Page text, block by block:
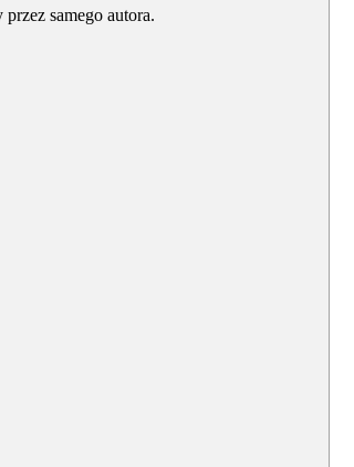
samego autora.